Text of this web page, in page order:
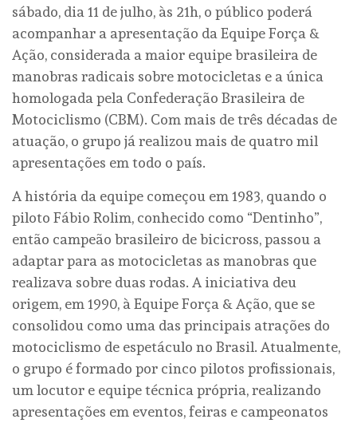
sábado, dia 11 de julho, às 21h, o público poderá
acompanhar a apresentação da Equipe Força &
Ação, considerada a maior equipe brasileira de
manobras radicais sobre motocicletas e a única
homologada pela Confederação Brasileira de
Motociclismo (CBM). Com mais de três décadas de
atuação, o grupo já realizou mais de quatro mil
apresentações em todo o país.
A história da equipe começou em 1983, quando o
piloto Fábio Rolim, conhecido como “Dentinho”,
então campeão brasileiro de bicicross, passou a
adaptar para as motocicletas as manobras que
realizava sobre duas rodas. A iniciativa deu
origem, em 1990, à Equipe Força & Ação, que se
consolidou como uma das principais atrações do
motociclismo de espetáculo no Brasil. Atualmente,
o grupo é formado por cinco pilotos profissionais,
um locutor e equipe técnica própria, realizando
apresentações em eventos, feiras e campeonatos